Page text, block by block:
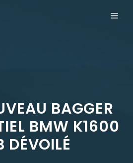
BAGGER
BMW K1600
DÉVOILÉ